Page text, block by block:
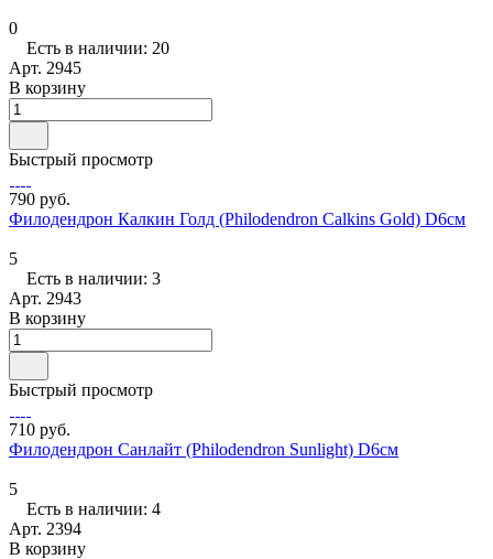
0
Есть в наличии: 20
Арт. 2945
В корзину
Быстрый просмотр
790 руб.
Филодендрон Калкин Голд (Philodendron Calkins Gold) D6см
5
Есть в наличии: 3
Арт. 2943
В корзину
Быстрый просмотр
710 руб.
Филодендрон Санлайт (Philodendron Sunlight) D6см
5
Есть в наличии: 4
Арт. 2394
В корзину